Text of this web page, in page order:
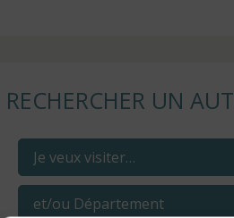
RECHERCHER UN